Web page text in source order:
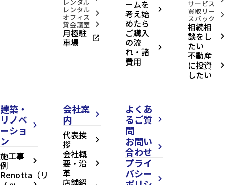
レンタル
オフィス arrow_forward_ios
貸会議室 arrow_forward_ios
月極駐
車場 open_in_new
ームを
考え始
めたら
arrow_forward_ios
ご購入
の流
れ・諸
費用
arrow_forward_ios
サービス
買取リー
スバック arrow_forward_ios
相続相
談をし
たい
arrow_forward_ios
不動産
に投資
したい
arrow_forward_ios
建築・
リノベ
ーショ
ン
arrow_forward_ios
施工事
例 arrow_forward_ios
Renotta（リ
会社案
内
arrow_forward_ios
代表挨
拶 arrow_forward_ios
会社概
要・沿
革
arrow_forward_ios
店舗紹
よくあ
るご質
問
arrow_forward_ios
お問い
合わせ
arrow_forward_ios
プライ
バシー
arrow_forward_ios